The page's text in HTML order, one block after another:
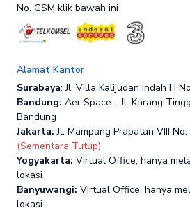
No. GSM klik bawah ini
Alamat Kantor
Surabaya: Jl. Villa Kalijudan Indah H
Bandung: Aer Space - Jl. Karang
Bandung
Jakarta: Jl. Mampang Prapatan VIII
(Sementara Tutup)
Yogyakarta: Virtual Office, hanya
lokasi
Banyuwangi: Virtual Office, hanya
lokasi